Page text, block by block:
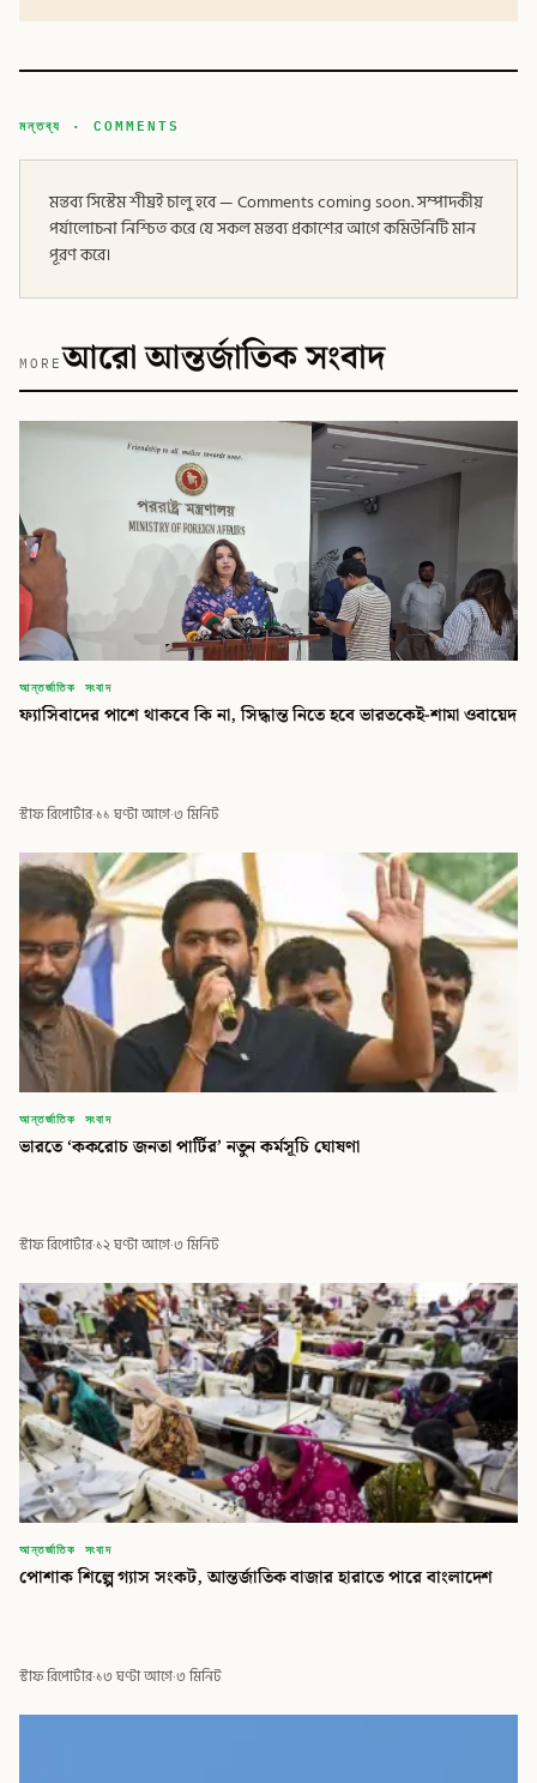
মন্তব্য · COMMENTS
মন্তব্য সিস্টেম শীঘ্রই চালু হবে — Comments coming soon. সম্পাদকীয়
পর্যালোচনা নিশ্চিত করে যে সকল মন্তব্য প্রকাশের আগে কমিউনিটি মান
পূরণ করে।
MOREআরো আন্তর্জাতিক সংবাদ
আন্তর্জাতিক সংবাদ
ফ্যাসিবাদের পাশে থাকবে কি না, সিদ্ধান্ত নিতে হবে ভারতকেই-শামা ওবায়েদ
স্টাফ রিপোর্টার·১১ ঘণ্টা আগে·৩ মিনিট
আন্তর্জাতিক সংবাদ
ভারতে ‘ককরোচ জনতা পার্টির’ নতুন কর্মসূচি ঘোষণা
স্টাফ রিপোর্টার·১২ ঘণ্টা আগে·৩ মিনিট
আন্তর্জাতিক সংবাদ
পোশাক শিল্পে গ্যাস সংকট, আন্তর্জাতিক বাজার হারাতে পারে বাংলাদেশ
স্টাফ রিপোর্টার·১৩ ঘণ্টা আগে·৩ মিনিট